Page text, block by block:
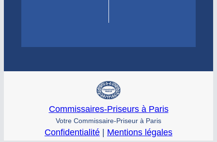
Commissaires-Priseurs à Paris
Votre Commissaire-Priseur à Paris
Confidentialité Mentions légales